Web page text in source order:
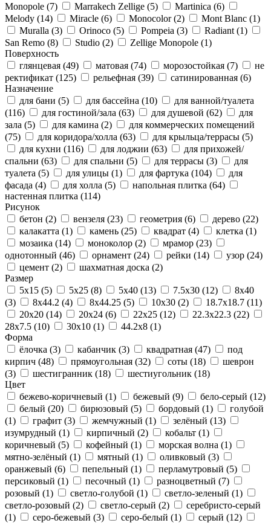
Monopole (7) Marrakech Zellige (5) Martinica (6)
Melody (14) Miracle (6) Monocolor (2) Mont Blanc (1)
Muralla (3) Orinoco (5) Pompeia (3) Radiant (1)
San Remo (8) Studio (2) Zellige Monopole (1)
Поверхность
глянцевая (49) матовая (74) морозостойкая (7)
не
ректификат (125) рельефная (39) сатинированная (6)
Назначение
для бани (5) для бассейна (10)
для ванной/туалета
(116)
для гостиной/зала (63) для душевой (62)
для
зала (5) для камина (2)
для коммерческих помещений
(75)
для коридора/холла (63) для крыльца/террасы (5)
для кухни (116) для лоджии (63)
для прихожей/
спальни (63) для спальни (5) для террасы (3)
для
туалета (5) для улицы (1) для фартука (104)
для
фасада (4) для холла (5) напольная плитка (64)
настенная плитка (114)
Рисунок
бетон (2) вензеля (23) геометрия (6) дерево (22)
калакатта (1) камень (25) квадрат (4) клетка (1)
мозаика (14) моноколор (2) мрамор (23)
однотонный (46) орнамент (24) рейки (14) узор (24)
цемент (2) шахматная доска (2)
Размер
5x15 (5) 5x25 (8) 5x40 (13) 7.5x30 (12)
8x40
(3)
8x44.2 (4) 8x44.25 (5) 10x30 (2) 18.7x18.7 (11)
20x20 (14) 20x24 (6) 22x25 (12) 22.3x22.3 (22)
28x7.5 (10) 30x10 (1) 44.2x8 (1)
Форма
ёлочка (3) кабанчик (3) квадратная (47)
под
кирпич (48) прямоугольная (32) соты (18)
шеврон
(3)
шестигранник (18) шестиугольник (18)
Цвет
бежево-коричневый (1) бежевый (9) бело-серый (12)
белый (20) бирюзовый (5) бордовый (1)
голубой
(1)
графит (3) жемчужный (1) зелёный (13)
изумрудный (1) кирпичный (2) кобальт (1)
коричневый (5) кофейный (1) морская волна (1)
мятно-зелёный (1) мятный (1) оливковый (3)
оранжевый (6) пепельный (1) перламутровый (5)
персиковый (1) песочный (1) разноцветный (7)
розовый (1) светло-голубой (1) светло-зеленый (1)
светло-розовый (2) светло-серый (2)
серебристо-серый
(1)
серо-бежевый (3) серо-белый (1) серый (12)